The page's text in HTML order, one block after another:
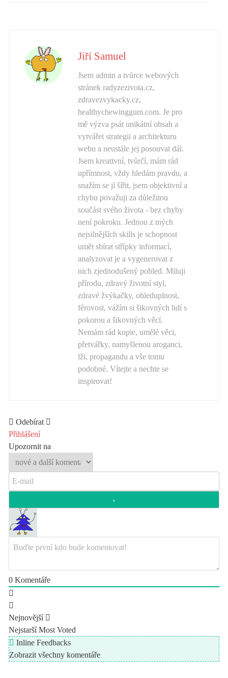
Jiří Samuel
Jsem admin a tvůrce webových
stránek radyzezivota.cz,
zdravezvykacky.cz,
healthychewinggum.com. Je pro
mě výzva psát unikátní obsah a
vytvářet strategii a architekturu
webu a neustále jej posouvat dál.
Jsem kreativní, tvůrčí, mám rád
upřímnost, vždy hledám pravdu, a
snažím se jí šířit, jsem objektivní a
chybu považuji za důležitou
součást svého života - bez chyby
není pokroku. Jednou z mých
nejsilnějších skills je schopnost
umět sbírat střípky informací,
analyzovat je a vygenerovat z
nich zjednodušený pohled. Miluji
přírodu, zdravý životní styl,
zdravé žvýkačky, ohleduplnost,
férovost, vážím si šikovných lidí s
pokorou a šikovných věcí.
Nemám rád kopie, umělé věci,
přetvářky, namyšlenou aroganci,
lži, propagandu a vše tomu
podobné. Vítejte a nechte se
inspirovat!
Odebírat
Přihlášení
Upozornit na
0 Komentáře
Nejnovější
Nejstarší Most Voted
Inline Feedbacks
Zobrazit všechny komentáře